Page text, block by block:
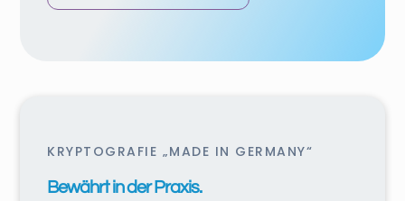
KRYPTOGRAFIE „MADE IN GERMANY“
Bewährt in der Praxis.